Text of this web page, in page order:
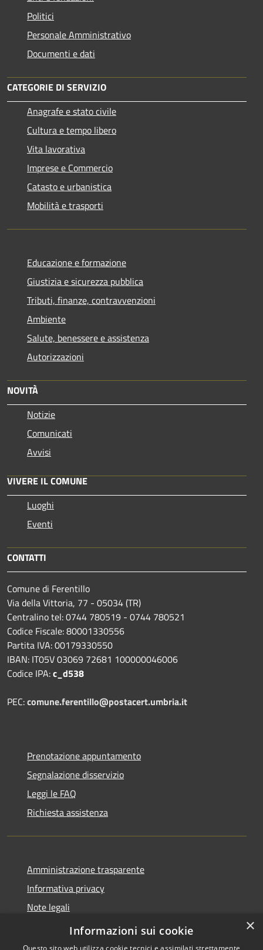
Politici
Personale Amministrativo
Documenti e dati
CATEGORIE DI SERVIZIO
Anagrafe e stato civile
Cultura e tempo libero
Vita lavorativa
Imprese e Commercio
Catasto e urbanistica
Mobilità e trasporti
Educazione e formazione
Giustizia e sicurezza pubblica
Tributi, finanze, contravvenzioni
Ambiente
Salute, benessere e assistenza
Autorizzazioni
NOVITÀ
Notizie
Comunicati
Avvisi
VIVERE IL COMUNE
Luoghi
Eventi
CONTATTI
Comune di Ferentillo
Via della Vittoria, 77 - 05034 (TR)
Centralino tel: 0744 780519 - 0744 780521
Codice Fiscale: 80001330556
Partita IVA: 00179330550
IBAN: IT05V 03069 72681 100000046006
Codice IPA:c_d538
PEC:comune.ferentillo@postacert.umbria.it
Prenotazione appuntamento
Segnalazione disservizio
Leggi le FAQ
Richiesta assistenza
Amministrazione trasparente
Informativa privacy
Note legali
Dichiarazione di accessibilità
×
Informazioni sui cookie
Questo sito web utilizza cookie tecnici e assimilati strettamente